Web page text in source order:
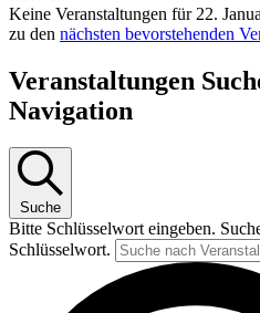
Keine Veranstaltungen für 22.
zu den nächsten bevorstehenden
Veranstaltungen
Navigation
Suche
Bitte Schlüsselwort eingeben.
Schlüsselwort.